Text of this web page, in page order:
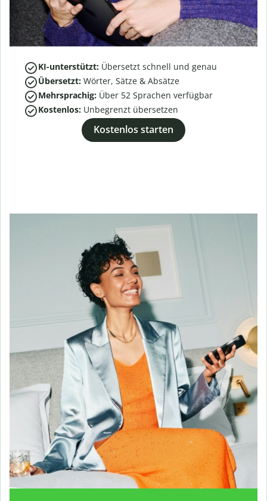
KI-unterstützt: Übersetzt schnell und genau
Übersetzt: Wörter, Sätze & Absätze
Mehrsprachig: Über 52 Sprachen verfügbar
Kostenlos: Unbegrenzt übersetzen
Kostenlos starten